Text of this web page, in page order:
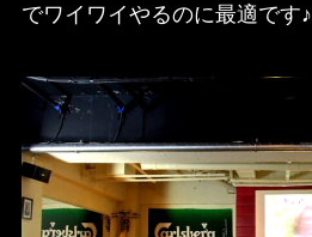
でワイワイやるのに最適です♪